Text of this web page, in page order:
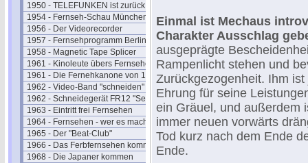
1950 - TELEFUNKEN ist zurück
1954 - Fernseh-Schau München
1956 - Der Videorecorder
1957 - Fernsehprogramm Berlin
1958 - Magnetic Tape Splicer
1961 - Kinoleute übers Fernsehen
1961 - Die Fernehkanone von 1936
1962 - Video-Band "schneiden"
1962 - Schneidegerät FR12 "Senior"
1963 - Eintritt frei Fernsehen
1964 - Fernsehen - wer es macht
1965 - Der "Beat-Club"
1966 - Das Ferbfernsehen kommt
1968 - Die Japaner kommen
Einmal ist Mechaus
Charakter Ausschlag
ausgeprägte
Rampenlicht stehen und
Zurückgezogenheit. Ihm
Ehrung für seine
ein Gräuel, und außerdem
immer neuen vorwärts
Tod kurz nach dem Ende
Ende.